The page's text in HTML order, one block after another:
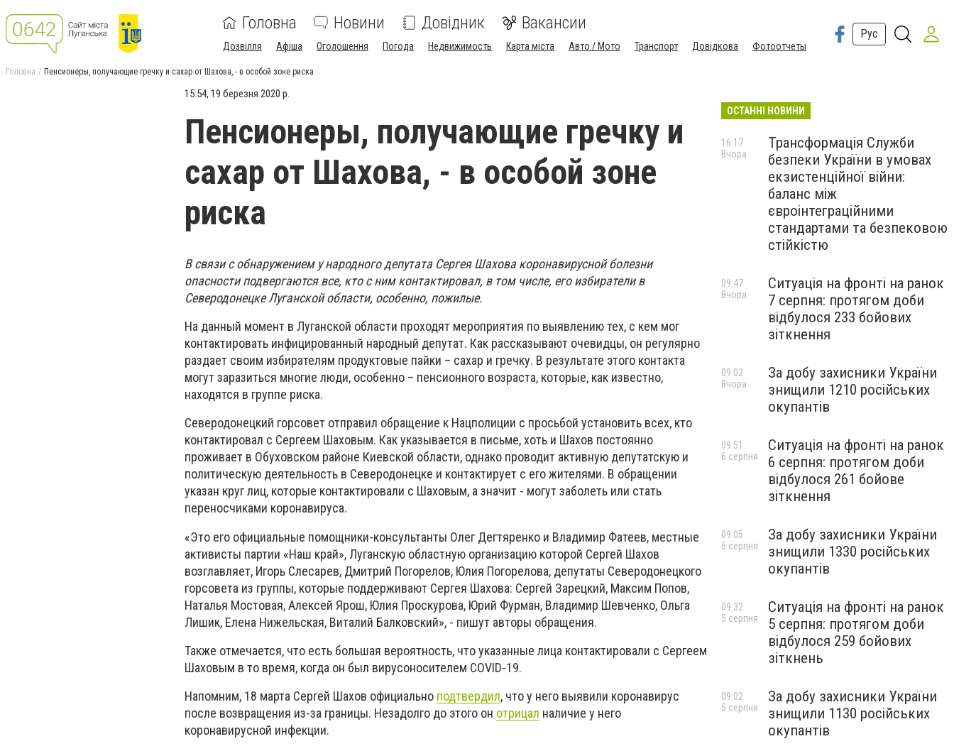
Головна Новини Довідник Вакансии
Дозвілля Афіша Оголошення Погода Недвижимость Карта міста Авто / Мото Транспорт Довідкова Фотоотчеты
Рус
Головна Пенсионеры, получающие гречку и сахар от Шахова, - в особой зоне риска
15:54, 19 березня 2020 р.
Пенсионеры, получающие гречку и
сахар от Шахова, - в особой зоне
риска
В связи с обнаружением у народного депутата Сергея Шахова коронавирусной болезни
опасности подвергаются все, кто с ним контактировал, в том числе, его избиратели в
Северодонецке Луганской области, особенно, пожилые.
На данный момент в Луганской области проходят мероприятия по выявлению тех, с кем мог
контактировать инфицированный народный депутат. Как рассказывают очевидцы, он регулярно
раздает своим избирателям продуктовые пайки – сахар и гречку. В результате этого контакта
могут заразиться многие люди, особенно – пенсионного возраста, которые, как известно,
находятся в группе риска.
Северодонецкий горсовет отправил обращение к Нацполиции с просьбой установить всех, кто
контактировал с Сергеем Шаховым. Как указывается в письме, хоть и Шахов постоянно
проживает в Обуховском районе Киевской области, однако проводит активную депутатскую и
политическую деятельность в Северодонецке и контактирует с его жителями. В обращении
указан круг лиц, которые контактировали с Шаховым, а значит - могут заболеть или стать
переносчиками коронавируса.
«Это его официальные помощники-консультанты Олег Дегтяренко и Владимир Фатеев, местные
активисты партии «Наш край», Луганскую областную организацию которой Сергей Шахов
возглавляет, Игорь Слесарев, Дмитрий Погорелов, Юлия Погорелова, депутаты Северодонецкого
горсовета из группы, которые поддерживают Сергея Шахова: Сергей Зарецкий, Максим Попов,
Наталья Мостовая, Алексей Ярош, Юлия Проскурова, Юрий Фурман, Владимир Шевченко, Ольга
Лишик, Елена Нижельская, Виталий Балковский», - пишут авторы обращения.
Также отмечается, что есть большая вероятность, что указанные лица контактировали с Сергеем
Шаховым в то время, когда он был вирусоносителем COVID-19.
Напомним, 18 марта Сергей Шахов официально подтвердил, что у него выявили коронавирус
после возвращения из-за границы. Незадолго до этого он отрицал наличие у него
коронавирусной инфекции.
ОСТАННІ НОВИНИ
Трансформація Служби
безпеки України в умовах
екзистенційної війни:
баланс між
євроінтеграційними
стандартами та безпековою
стійкістю
16:17
Вчора
Ситуація на фронті на ранок
7 серпня: протягом доби
відбулося 233 бойових
зіткнення
09:47
Вчора
За добу захисники України
знищили 1210 російських
окупантів
09:02
Вчора
Ситуація на фронті на ранок
6 серпня: протягом доби
відбулося 261 бойове
зіткнення
09:51
6 серпня
За добу захисники України
знищили 1330 російських
окупантів
09:05
6 серпня
Ситуація на фронті на ранок
5 серпня: протягом доби
відбулося 259 бойових
зіткнень
09:32
5 серпня
За добу захисники України
знищили 1130 російських
окупантів
09:02
5 серпня